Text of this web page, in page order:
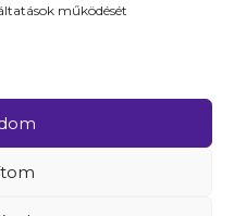
működését
fentartva.
VÁROS